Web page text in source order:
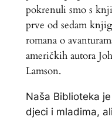
pokrenuli smo s
prve od sedam
romana o
američkih autora
Lamson.
Naša Biblioteka
djeci i mladima,